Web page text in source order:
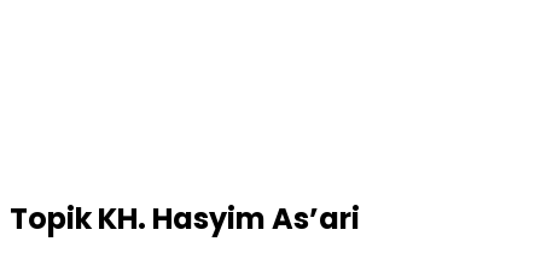
TopikKH. Hasyim As’ari